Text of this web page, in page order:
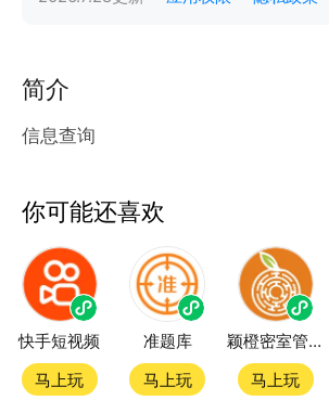
简介
信息查询
你可能还喜欢
快手短视频
马上玩
准题库
马上玩
颖橙密室管家SmartOrange
马上玩